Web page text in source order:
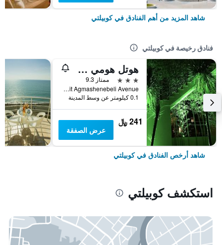
شاهد المزيد من أهم الفنادق في كوبيلتي
فنادق رخيصة في كوبيلتي
هوتل هومي كوبوليتي
3 نجوم
ممتاز 9.3
116a Davit Agmashenebeli Avenue, كوبيلتي, جورجيا
0.1 كيلومتر عن وسط المدينة
241 ﷼
عرض الصفقة
شاهد أرخص الفنادق في كوبيلتي
استكشف كوبيلتي